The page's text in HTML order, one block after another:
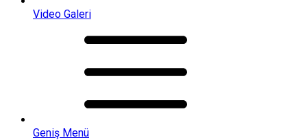
Video Galeri
Geniş Menü